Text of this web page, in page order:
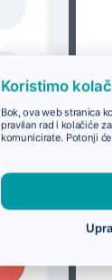
Koristimo
Bok, ova web stranica
pravilan rad i kolačiće
komunicirate. Potonji